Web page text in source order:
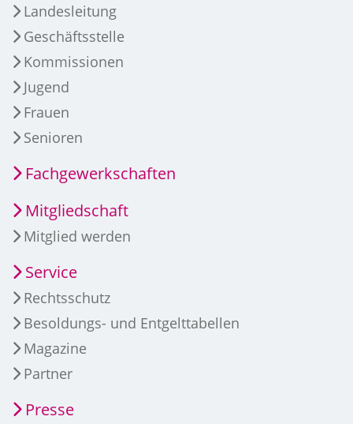
Landesleitung
Geschäftsstelle
Kommissionen
Jugend
Frauen
Senioren
Fachgewerkschaften
Mitgliedschaft
Mitglied werden
Service
Rechtsschutz
Besoldungs- und Entgelttabellen
Magazine
Partner
Presse